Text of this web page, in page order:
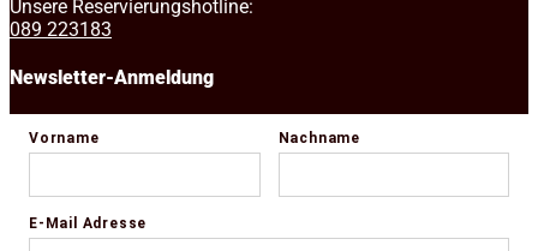
Unsere Reservierungshotline:
089 223183
Newsletter-Anmeldung